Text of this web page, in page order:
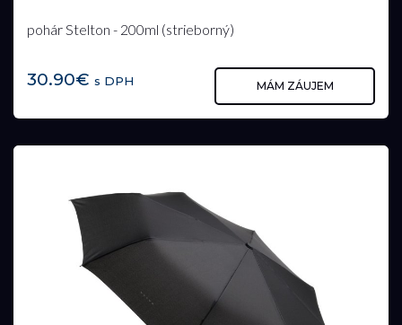
pohár Stelton - 200ml (strieborný)
30.90€ s DPH MÁM ZÁUJEM